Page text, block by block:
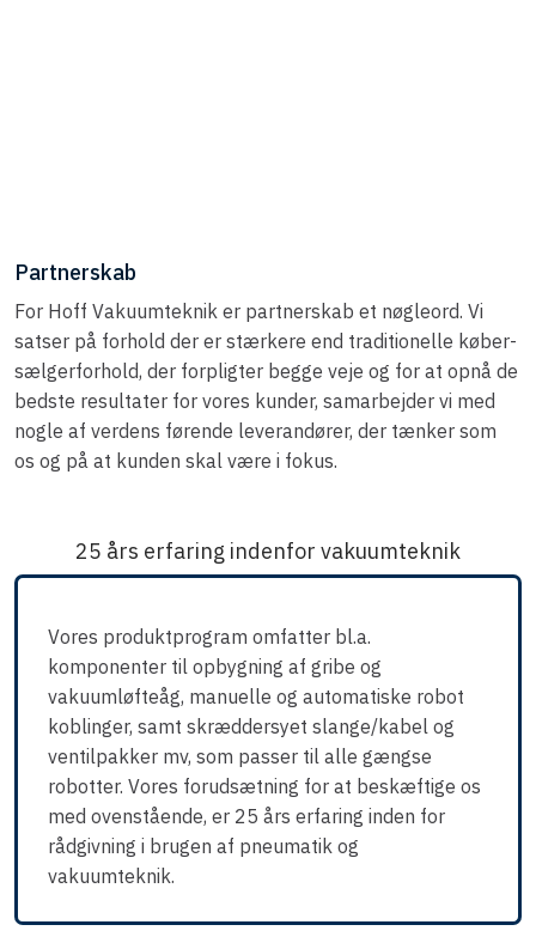
​Partnerskab
For Hoff Vakuumteknik er partnerskab et nøgleord. Vi
satser på forhold der er stærkere end traditionelle køber-
sælgerforhold, der forpligter begge veje og for at opnå de
bedste resultater for vores kunder, samarbejder vi med
nogle af verdens førende leverandører, der tænker som
os og på at kunden skal være i fokus.​​
25 års erfaring indenfor vakuumteknik
Vores produktprogram omfatter bl.a.
komponenter til opbygning af gribe og
vakuumløfteåg, manuelle og automatiske robot
koblinger, samt skræddersyet slange/kabel og
ventilpakker mv, som passer til alle gængse
robotter. Vores forudsætning for at beskæftige os
med ovenstående, er 25 års erfaring inden for
rådgivning i brugen af pneumatik og
vakuumteknik.​